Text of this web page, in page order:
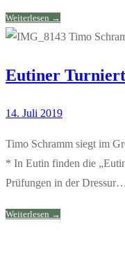
Weiterlesen →
Eutiner
14. Juli 2019
Timo Schramm siegt im
* In Eutin finden die
Prüfungen in der Dressur…
Weiterlesen →